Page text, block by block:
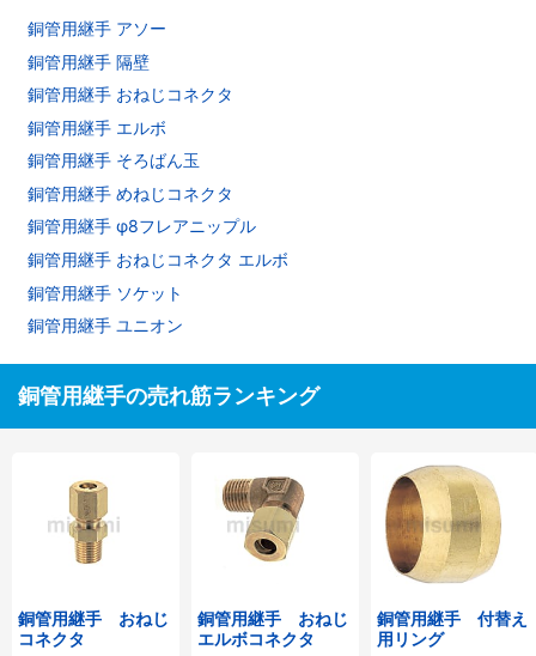
銅管用継手 アソー
銅管用継手 隔壁
銅管用継手 おねじコネクタ
銅管用継手 エルボ
銅管用継手 そろばん玉
銅管用継手 めねじコネクタ
銅管用継手 φ8フレアニップル
銅管用継手 おねじコネクタ エルボ
銅管用継手 ソケット
銅管用継手 ユニオン
銅管用継手の売れ筋ランキング
銅管用継手 おねじ
コネクタ
銅管用継手 おねじ
エルボコネクタ
銅管用継手 付替え
用リング